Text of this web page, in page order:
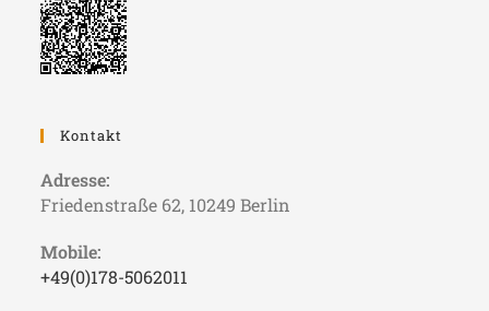
Kontakt
Adresse:
Friedenstraße 62, 10249 Berlin
Mobile:
+49(0)178-5062011